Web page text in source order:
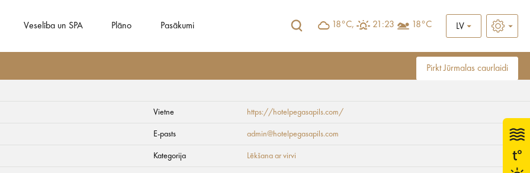
Veselība un SPA Plāno Pasākumi 18°C, 21:23 18°C LV
Pirkt Jūrmalas caurlaidi
Vietne https://hotelpegasapils.com/
E-pasts admin@hotelpegasapils.com
Kategorija Lēkšana ar virvi